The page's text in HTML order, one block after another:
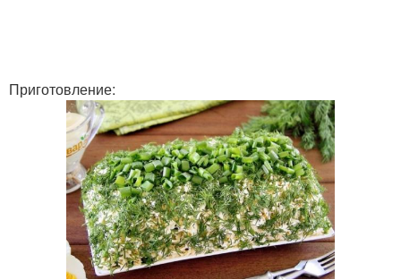
Приготовление: